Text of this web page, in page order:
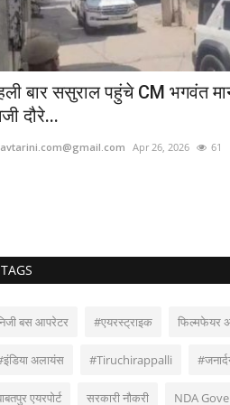
बार ससुराल पहुंचे CM भगवंत
दौरे...
Apr 26, 2026 61
TAGS
बस आपरेटर #एयरस्ट्राइक फिल्मफेयर
अलायंस #Tiruchirappalli
एयरपोर्ट सरकारी नौकरी NDA